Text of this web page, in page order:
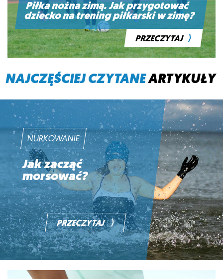
Piłka nożna zimą. Jak przygotować
dziecko na trening piłkarski w zimę?
PRZECZYTAJ ⟩
NAJCZĘŚCIEJ CZYTANEARTYKUŁY
NURKOWANIE
Jak zacząć
morsować?
PRZECZYTAJ ⟩